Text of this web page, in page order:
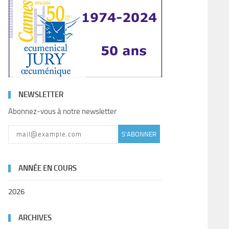
NEWSLETTER
Abonnez-vous à notre newsletter
S'ABONNER
ANNÉE EN COURS
2026
ARCHIVES